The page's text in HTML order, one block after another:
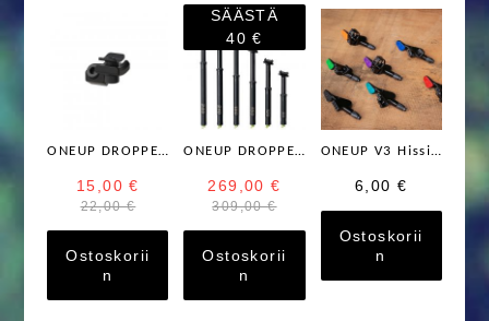
ONEUP DROPPER REMOTE CLAMP V2/V3 liipasimeen
15,00 €
22,00 €
Ostoskorii
n
SÄÄSTÄ
40 €
ONEUP DROPPER POST V3 Hissitolppa
269,00 €
309,00 €
Ostoskorii
n
ONEUP V3 Hissitolpan Liipasimen vaihtokumi peukalolle
6,00 €
Ostoskorii
n